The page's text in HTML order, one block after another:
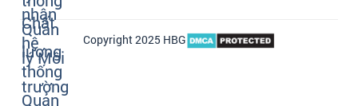
Copyright 2025 HBG